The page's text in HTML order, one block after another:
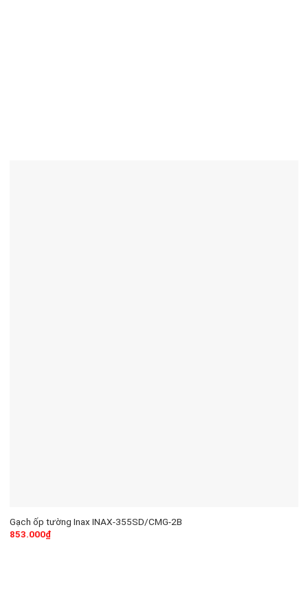
Gạch ốp tường Inax INAX-355SD/CMG-2B
853.000₫